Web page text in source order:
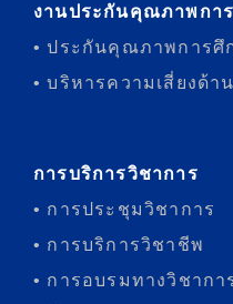
งานประกันคุณภาพกา
• ประกันคุณภาพการศึ
• บริหารความเสี่ยงด้า
การบริการวิชาการ
• การประชุมวิชาการ
• การบริการวิชาชีพ
• การอบรมทางวิชาก